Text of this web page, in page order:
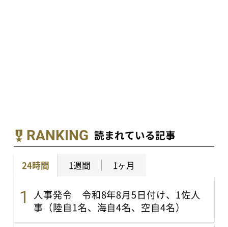
RANKING 読まれている記事
24時間 1週間 1ヶ月
人事発令 令和8年8月5日付け、1佐人
事（陸自1名、海自4名、空自4名）